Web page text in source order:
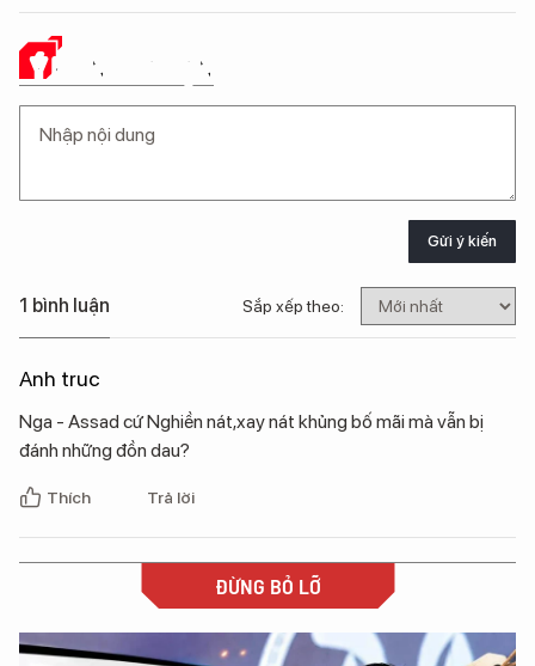
Ý KIẾN CỦA BẠN
Gửi ý kiến
1 bình luận Sắp xếp theo:
Anh truc
Nga - Assad cứ Nghiền nát,xay nát khủng bố mãi mà vẫn bị
đánh những đồn dau?
Thích Trả lời
ĐỪNG BỎ LỠ